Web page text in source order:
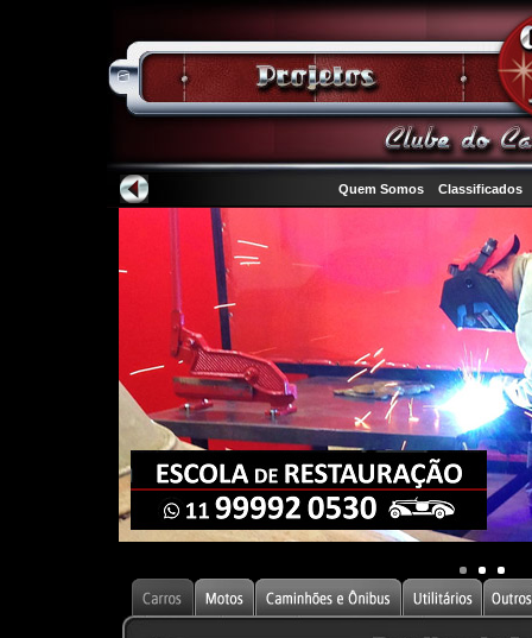
Quem Somos Classificados